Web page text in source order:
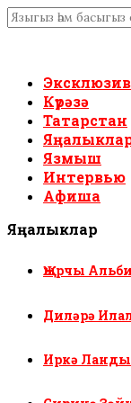
Эксклюзив
Күрәзә
Татарстан
Язмыш
Интервью
Афиша
Яңалыклар
Җырчы
Диләрә
Иркә